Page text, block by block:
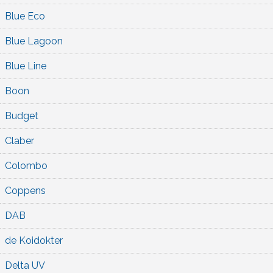
Blue Eco
Blue Lagoon
Blue Line
Boon
Budget
Claber
Colombo
Coppens
DAB
de Koidokter
Delta UV